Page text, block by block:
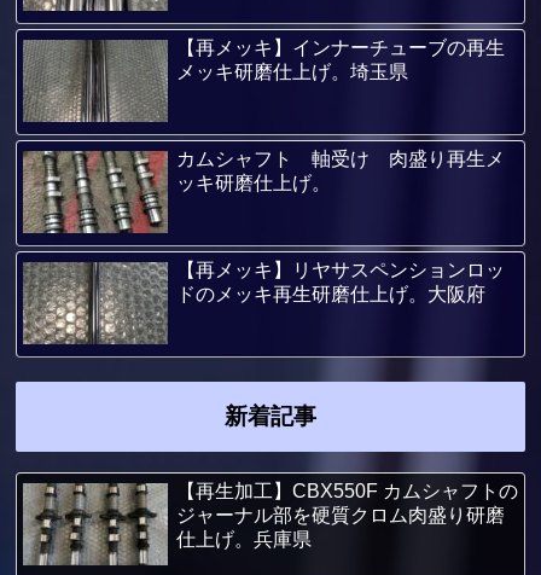
【再メッキ】インナーチューブの再生
メッキ研磨仕上げ。埼玉県
カムシャフト 軸受け 肉盛り再生メ
ッキ研磨仕上げ。
【再メッキ】リヤサスペンションロッ
ドのメッキ再生研磨仕上げ。大阪府
新着記事
【再生加工】CBX550F カムシャフトの
ジャーナル部を硬質クロム肉盛り研磨
仕上げ。兵庫県